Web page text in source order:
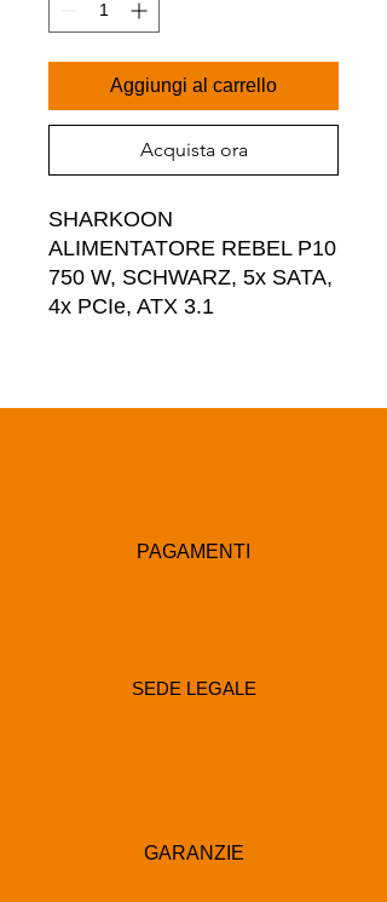
Aggiungi al carrello
Acquista ora
SHARKOON
ALIMENTATORE REBEL P10
750 W, SCHWARZ, 5x SATA,
4x PCIe, ATX 3.1
PAGAMENTI
SEDE LEGALE
GARANZIE